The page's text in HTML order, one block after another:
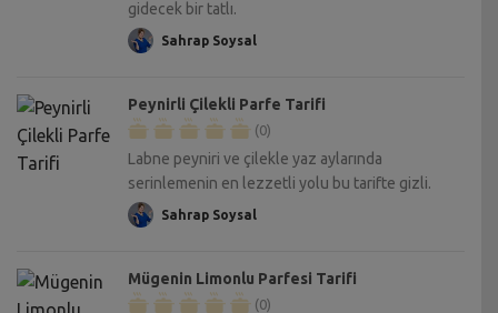
gidecek bir tatlı.
Sahrap Soysal
Peynirli Çilekli Parfe Tarifi
(0)
Labne peyniri ve çilekle yaz aylarında
serinlemenin en lezzetli yolu bu tarifte gizli.
Sahrap Soysal
Mügenin Limonlu Parfesi Tarifi
(0)